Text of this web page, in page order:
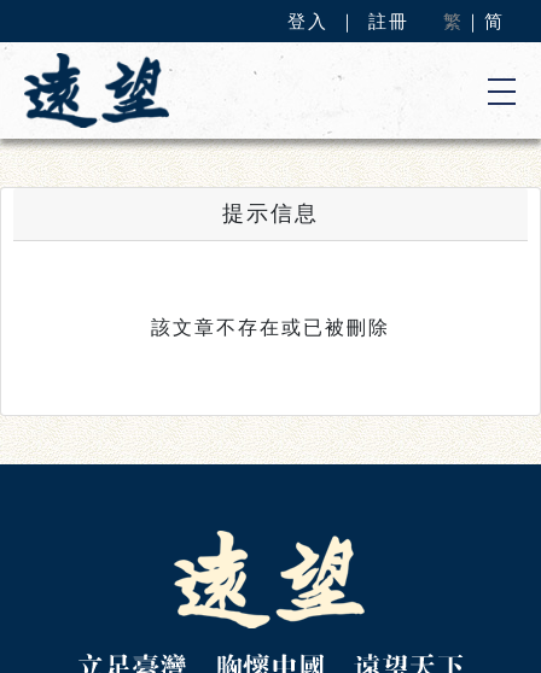
登入 註冊 繁 简
提示信息
該文章不存在或已被刪除